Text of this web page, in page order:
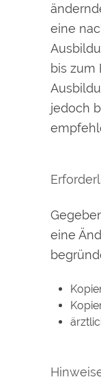
eine
bis zum
jedoch
eine